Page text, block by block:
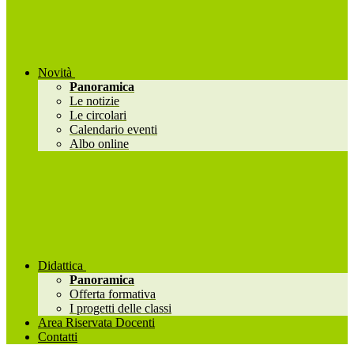
Novità
Panoramica
Le notizie
Le circolari
Calendario eventi
Albo online
Didattica
Panoramica
Offerta formativa
I progetti delle classi
Area Riservata Docenti
Contatti